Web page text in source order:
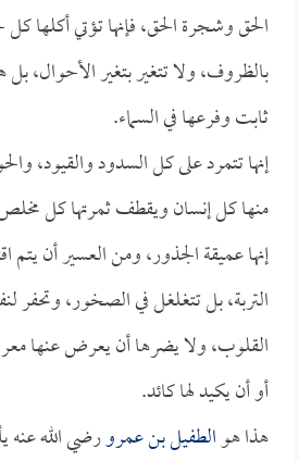
الحق وشجرة الحق، فإنها تؤتي أكلها
بالظروف، ولا تتغير بتغير الأحوال، بل
ثابت وفرعها في السماء.
إنها تتمرد على كل السدود والقيود،
منها كل إنسان ويقطف ثمرتها كل
إنها عميقة الجذور، ومن العسير أن يتم
التربة، بل تتغلغل في الصخور، وتحفر
القلوب، ولا يضرها أن يعرض عنها
أو أن يكيد لها كائد.
هذا هوالطفيل بن عمرورضي الله عنه